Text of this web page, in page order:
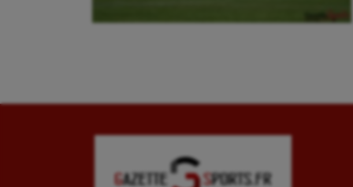
Course à pied